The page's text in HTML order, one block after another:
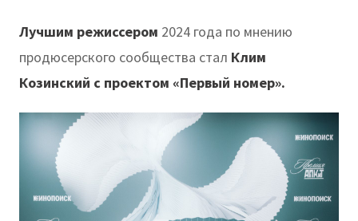
Лучшим режиссером 2024 года по мнению
продюсерского сообщества стал Клим
Козинский с проектом «Первый номер».